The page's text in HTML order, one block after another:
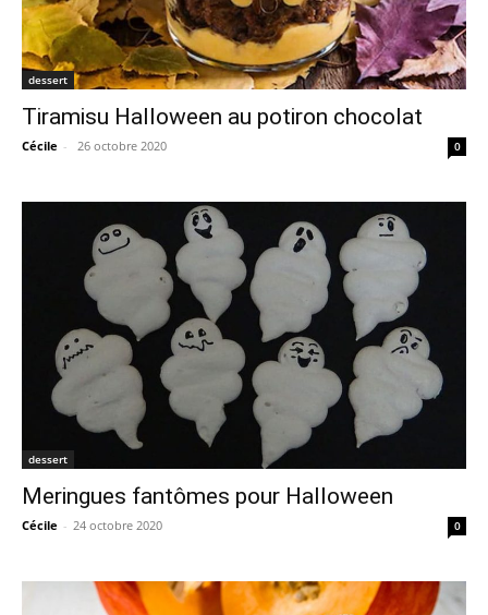
dessert
Tiramisu Halloween au potiron chocolat
Cécile - 26 octobre 2020 0
dessert
Meringues fantômes pour Halloween
Cécile - 24 octobre 2020 0